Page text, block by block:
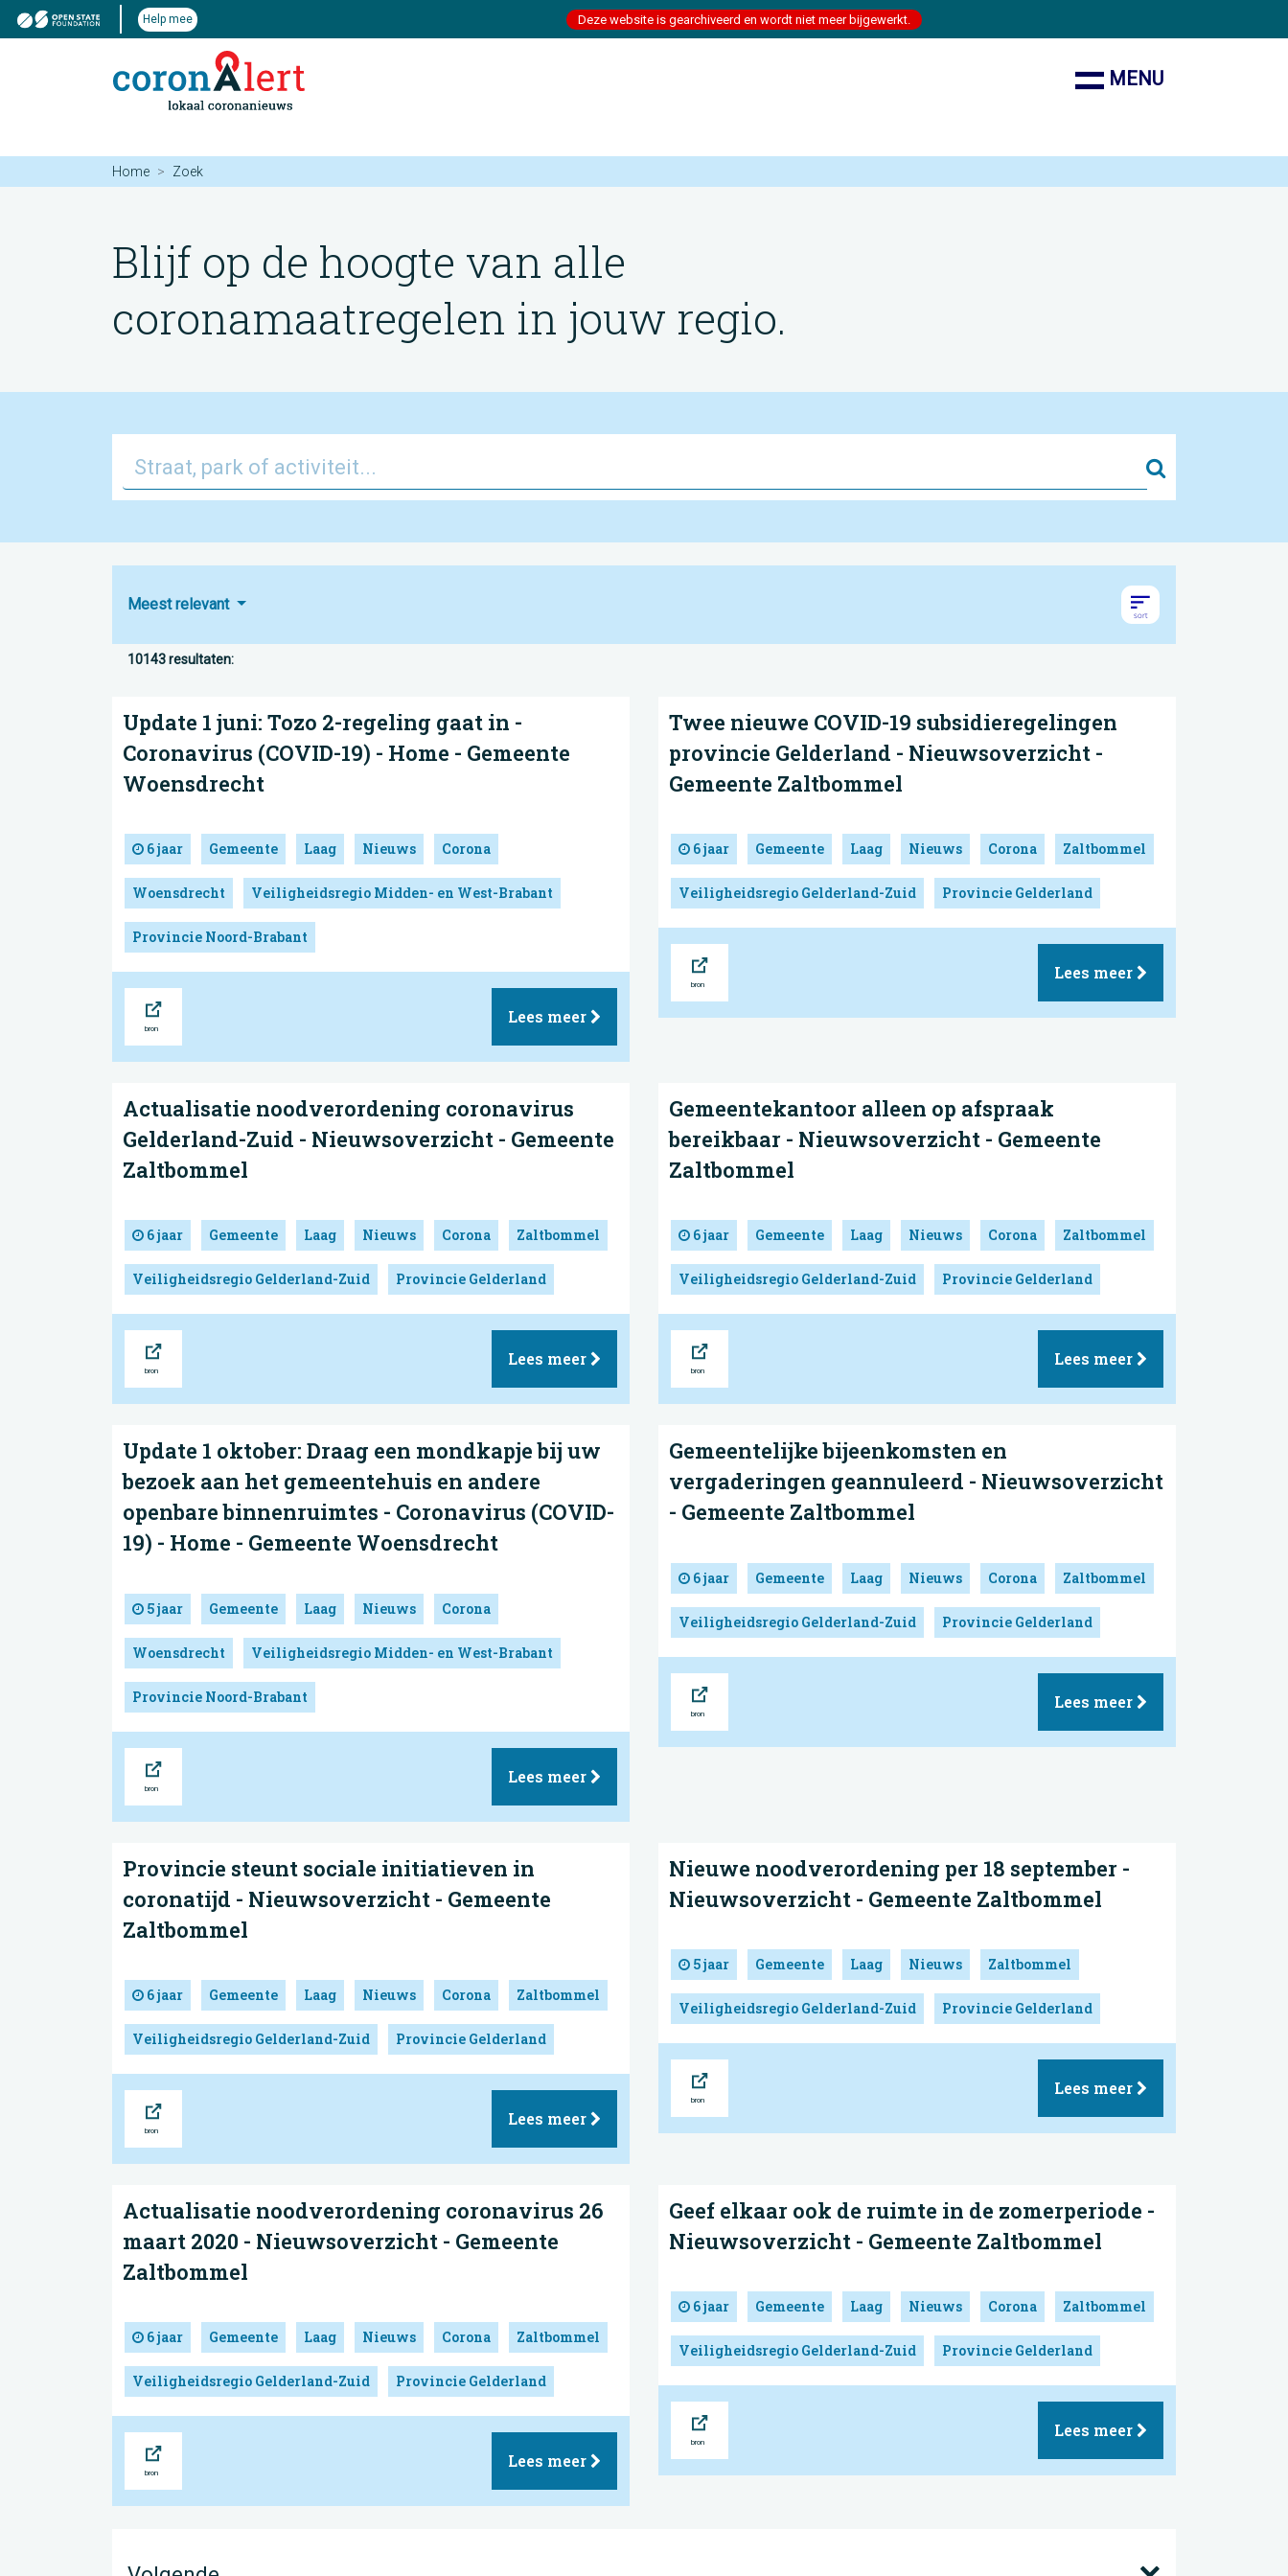
Help mee Deze website is gearchiveerd en wordt niet meer bijgewerkt.
MENU
Home Zoek
Blijf op de hoogte van alle
coronamaatregelen in jouw regio.
Zoek
Meest relevant
10143 resultaten:
Update 1 juni: Tozo 2-regeling gaat in -
Coronavirus (COVID-19) - Home - Gemeente
Woensdrecht
6 jaar Gemeente Laag Nieuws Corona
Woensdrecht Veiligheidsregio Midden- en West-Brabant
Provincie Noord-Brabant
Lees meer
Twee nieuwe COVID-19 subsidieregelingen
provincie Gelderland - Nieuwsoverzicht -
Gemeente Zaltbommel
6 jaar Gemeente Laag Nieuws Corona Zaltbommel
Veiligheidsregio Gelderland-Zuid Provincie Gelderland
Lees meer
Actualisatie noodverordening coronavirus
Gelderland-Zuid - Nieuwsoverzicht - Gemeente
Zaltbommel
6 jaar Gemeente Laag Nieuws Corona Zaltbommel
Veiligheidsregio Gelderland-Zuid Provincie Gelderland
Lees meer
Gemeentekantoor alleen op afspraak
bereikbaar - Nieuwsoverzicht - Gemeente
Zaltbommel
6 jaar Gemeente Laag Nieuws Corona Zaltbommel
Veiligheidsregio Gelderland-Zuid Provincie Gelderland
Lees meer
Update 1 oktober: Draag een mondkapje bij uw
bezoek aan het gemeentehuis en andere
openbare binnenruimtes - Coronavirus (COVID-
19) - Home - Gemeente Woensdrecht
5 jaar Gemeente Laag Nieuws Corona
Woensdrecht Veiligheidsregio Midden- en West-Brabant
Provincie Noord-Brabant
Lees meer
Gemeentelijke bijeenkomsten en
vergaderingen geannuleerd - Nieuwsoverzicht
- Gemeente Zaltbommel
6 jaar Gemeente Laag Nieuws Corona Zaltbommel
Veiligheidsregio Gelderland-Zuid Provincie Gelderland
Lees meer
Provincie steunt sociale initiatieven in
coronatijd - Nieuwsoverzicht - Gemeente
Zaltbommel
6 jaar Gemeente Laag Nieuws Corona Zaltbommel
Veiligheidsregio Gelderland-Zuid Provincie Gelderland
Lees meer
Nieuwe noodverordening per 18 september -
Nieuwsoverzicht - Gemeente Zaltbommel
5 jaar Gemeente Laag Nieuws Zaltbommel
Veiligheidsregio Gelderland-Zuid Provincie Gelderland
Lees meer
Actualisatie noodverordening coronavirus 26
maart 2020 - Nieuwsoverzicht - Gemeente
Zaltbommel
6 jaar Gemeente Laag Nieuws Corona Zaltbommel
Veiligheidsregio Gelderland-Zuid Provincie Gelderland
Lees meer
Geef elkaar ook de ruimte in de zomerperiode -
Nieuwsoverzicht - Gemeente Zaltbommel
6 jaar Gemeente Laag Nieuws Corona Zaltbommel
Veiligheidsregio Gelderland-Zuid Provincie Gelderland
Lees meer